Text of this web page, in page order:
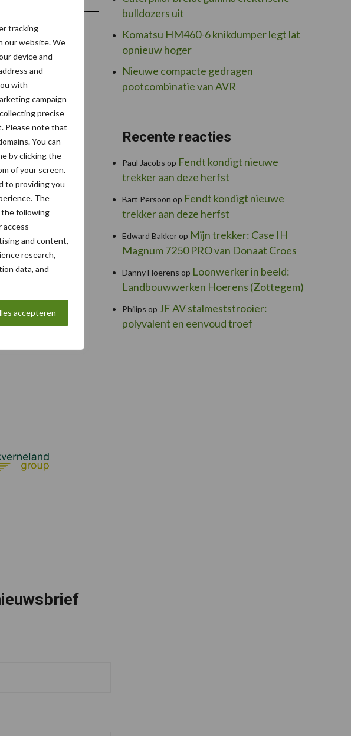
tracking
our website. We
device and
and
with
campaign
precise
Please note that
You can
by clicking the
of your screen.
to providing you
The
following
access
and content,
research,
data, and
accepteren
bulldozers uit
Komatsu HM460-6 knikdumper legt lat
opnieuw hoger
Nieuwe compacte gedragen
pootcombinatie van AVR
Recente reacties
Paul Jacobs op Fendt kondigt nieuwe
trekker aan deze herfst
Bart Persoon op Fendt kondigt nieuwe
trekker aan deze herfst
Edward Bakkerop Mijn trekker: Case IH
Magnum 7250 PRO van Donaat Croes
Danny Hoerens op Loonwerker in beeld:
Landbouwwerken Hoerens (Zottegem)
Philips op JF AV stalmeststrooier:
polyvalent en eenvoud troef